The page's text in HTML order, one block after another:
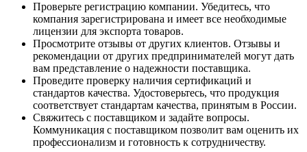
Проверьте регистрацию компании. Убедитесь, что
компания зарегистрирована и имеет все необходимые
лицензии для экспорта товаров.
Просмотрите отзывы от других клиентов. Отзывы и
рекомендации от других предпринимателей могут дать
вам представление о надежности поставщика.
Проведите проверку наличия сертификаций и
стандартов качества. Удостоверьтесь, что продукция
соответствует стандартам качества, принятым в России.
Свяжитесь с поставщиком и задайте вопросы.
Коммуникация с поставщиком позволит вам оценить их
профессионализм и готовность к сотрудничеству.